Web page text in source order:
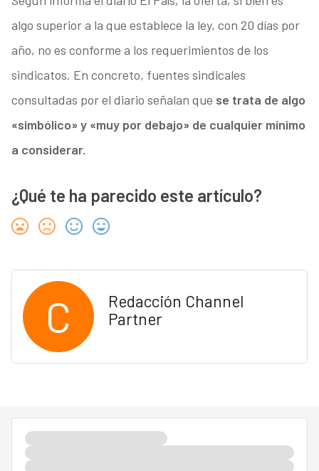
algo superior a la que establece la ley, con 20 días por
año, no es conforme a los requerimientos de los
sindicatos. En concreto, fuentes sindicales
consultadas por el diario señalan que se trata de algo
«simbólico» y «muy por debajo» de cualquier mínimo
a considerar.
¿Qué te ha parecido este artículo?
C
Redacción Channel
Partner